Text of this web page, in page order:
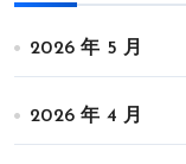
2026 年 5 月
2026 年 4 月